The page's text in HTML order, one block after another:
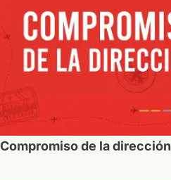
Compromiso de la dirección